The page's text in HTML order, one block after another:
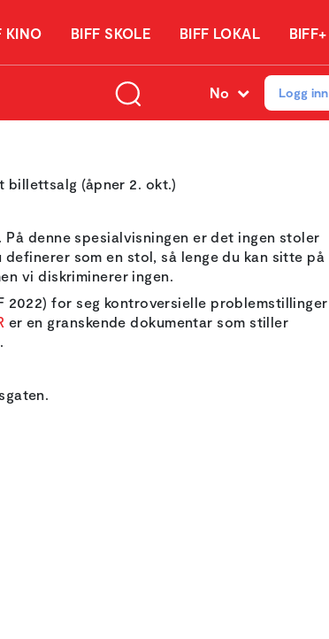
KINO BIFF SKOLE BIFF LOKAL BIFF+
No Logg inn
billettsalg (åpner 2. okt.)
denne spesialvisningen er det ingen stoler
som en stol, så lenge du kan sitte på
vi diskriminerer ingen.
2022) for seg kontroversielle problemstillinger
er en granskende dokumentar som stiller